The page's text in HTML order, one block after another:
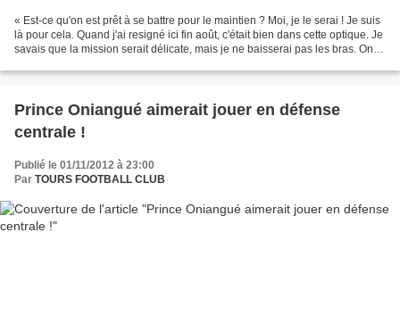
« Est-ce qu'on est prêt à se battre pour le maintien ? Moi, je le serai ! Je suis
là pour cela. Quand j'ai resigné ici fin août, c'était bien dans cette optique. Je
savais que la mission serait délicate, mais je ne baisserai pas les bras. On
Prince Oniangué aimerait jouer en défense
centrale !
Publié le 01/11/2012 à 23:00
Par TOURS FOOTBALL CLUB